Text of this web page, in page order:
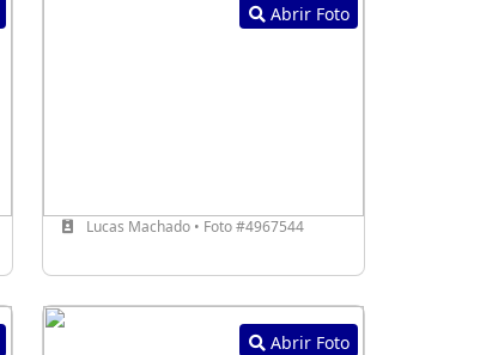
Abrir Foto
Lucas Machado • Foto #4967544
Abrir Foto